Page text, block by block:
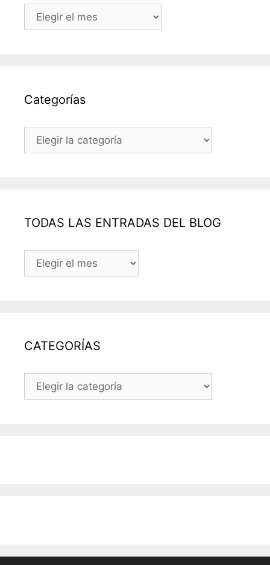
Archivos
Categorías
Categorías
TODAS LAS ENTRADAS DEL BLOG
TODAS
CATEGORÍAS
CATEGORÍAS